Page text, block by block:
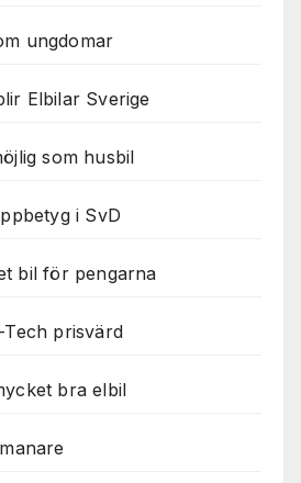
ungdomar
Elbilar Sverige
som husbil
i SvD
bil för pengarna
Tech prisvärd
bra elbil